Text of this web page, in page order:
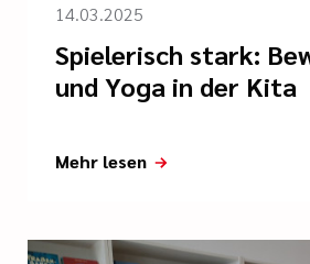
14.03.2025
Spielerisch stark:
und Yoga in der Kita
Mehr lesen